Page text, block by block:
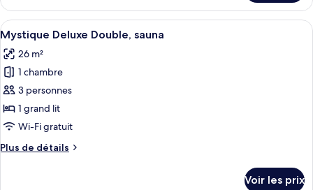
Twin
le
type
de
chambre
Nothern
Comfort
Twin
Afficher
toutes
les
photos
pour
ce
type
chambre :
L’intérieur chaleureux d’un chalet
10
Mystique Deluxe Double, sauna
26 m²
1 chambre
3 personnes
1 grand lit
Wi-Fi gratuit
Plus de détails
Plus
Voir les prix